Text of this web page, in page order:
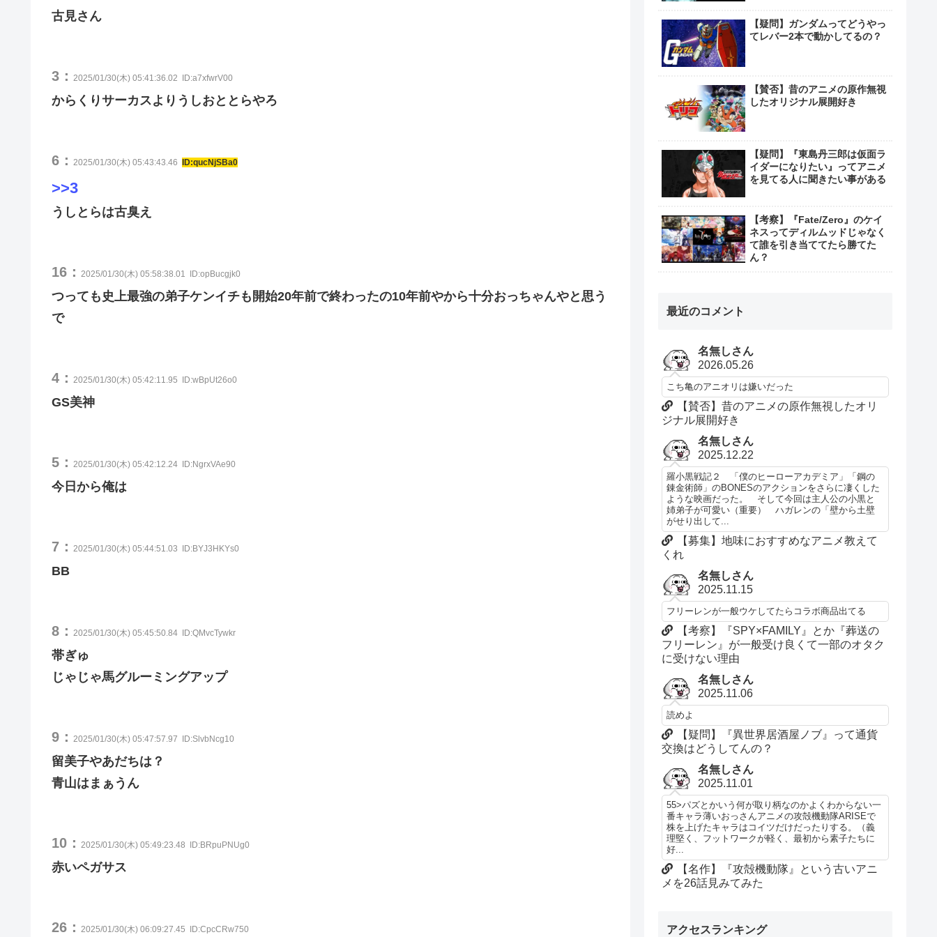
古見さん
3： 2025/01/30(木) 05:41:36.02 ID:a7xfwrV00
からくりサーカスよりうしおととらやろ
6： 2025/01/30(木) 05:43:43.46 ID:qucNjSBa0
>>3
うしとらは古臭え
16： 2025/01/30(木) 05:58:38.01 ID:opBucgjk0
つっても史上最強の弟子ケンイチも開始20年前で終わったの10年前やから十分おっちゃんやと思う
で
4： 2025/01/30(木) 05:42:11.95 ID:wBpUt26o0
GS美神
5： 2025/01/30(木) 05:42:12.24 ID:NgrxVAe90
今日から俺は
7： 2025/01/30(木) 05:44:51.03 ID:BYJ3HKYs0
BB
8： 2025/01/30(木) 05:45:50.84 ID:QMvcTywkr
帯ぎゅ
じゃじゃ馬グルーミングアップ
9： 2025/01/30(木) 05:47:57.97 ID:SlvbNcg10
留美子やあだちは？
青山はまぁうん
10： 2025/01/30(木) 05:49:23.48 ID:BRpuPNUg0
赤いペガサス
26： 2025/01/30(木) 06:09:27.45 ID:CpcCRw750
【疑問】ガンダムってどうやっ
てレバー2本で動かしてるの？
【賛否】昔のアニメの原作無視
したオリジナル展開好き
【疑問】『東島丹三郎は仮面ラ
イダーになりたい』ってアニメ
を見てる人に聞きたい事がある
【考察】『Fate/Zero』のケイ
ネスってディルムッドじゃなく
て誰を引き当ててたら勝てた
ん？
最近のコメント
名無しさん
2026.05.26
こち亀のアニオリは嫌いだった
【賛否】昔のアニメの原作無視したオリ
ジナル展開好き
名無しさん
2025.12.22
羅小黒戦記２ 「僕のヒーローアカデミア」「鋼の
錬金術師」のBONESのアクションをさらに凄くした
ような映画だった。 そして今回は主人公の小黒と
姉弟子が可愛い（重要） ハガレンの「壁から土壁
がせり出して...
【募集】地味におすすめなアニメ教えて
くれ
名無しさん
2025.11.15
フリーレンが一般ウケしてたらコラボ商品出てる
【考察】『SPY×FAMILY』とか『葬送の
フリーレン』が一般受け良くて一部のオタク
に受けない理由
名無しさん
2025.11.06
読めよ
【疑問】『異世界居酒屋ノブ』って通貨
交換はどうしてんの？
名無しさん
2025.11.01
55>パズとかいう何が取り柄なのかよくわからない一
番キャラ薄いおっさんアニメの攻殻機動隊ARISEで
株を上げたキャラはコイツだけだったりする。（義
理堅く、フットワークが軽く、最初から素子たちに
好...
【名作】『攻殻機動隊』という古いアニ
メを26話見みてみた
アクセスランキング